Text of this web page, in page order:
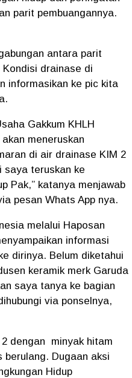
parit pembuangannya.
antara parit
drainase di
informasikan ke pic kita
Gakkum KHLH
meneruskan
di air drainase KIM 2
saya teruskan ke
Pak,” katanya menjawab
pesan Whats App nya.
melalui Haposan
informasi
dirinya. Belum diketahui
keramik merk Garuda
saya tanya ke bagian
via ponselnya,
dengan minyak hitam
berulang. Dugaan aksi
Hidup